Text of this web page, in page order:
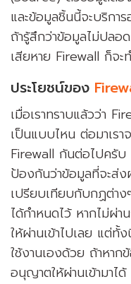
และข้อมูลชิ้นนี้จะบริกา
ถ้ารู้สึกว่าข้อมูลไม่ปลอ
เสียหาย Firewall ก็จะ
ประโยชน์ของ
เมื่อเราทราบแล้วว่า
เป็นแบบไหน ต่อมาเรา
Firewall กันต่อไปครั
ป้องกันว่าข้อมูลที่จะส่
เปรียบเทียบกับกฏต่า
ได้กำหนดไว้ หากไม่ผ่
ให้ผ่านเข้าไปเลย แต่
ใช้งานเองด้วย ถ้าหา
อนุญาตให้ผ่านเข้ามาไ